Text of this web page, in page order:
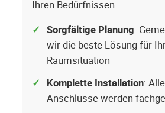
Ihren Bedürfnissen.
Sorgfältige Planung:
wir die beste Lösung für
Raumsituation
Komplette Installation:
Anschlüsse werden